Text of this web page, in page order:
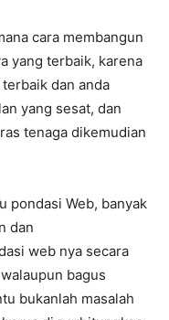
cara membangun
yang terbaik, karena
dan anda
yang sesat, dan
tenaga dikemudian
pondasi Web, banyak
dan
web nya secara
bagus
bukanlah masalah